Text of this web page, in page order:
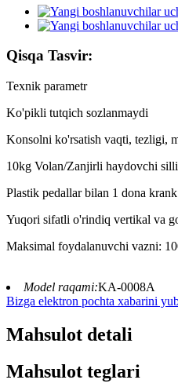
Qisqa Tasvir:
Texnik parametr
Ko'pikli tutqich sozlanmaydi
Konsolni ko'rsatish vaqti, tezligi,
10kg Volan/Zanjirli haydovchi
Plastik pedallar bilan 1 dona krank
Yuqori sifatli o'rindiq vertikal va
Maksimal foydalanuvchi vazni:
Model raqami:KA-0008A
Bizga elektron pochta xabarini
Mahsulot detali
Mahsulot teglari